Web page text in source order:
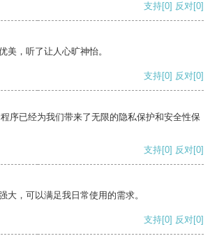
支持[0] 反对[0]
美，听了让人心旷神怡。
支持[0] 反对[0]
序已经为我们带来了无限的隐私保护和安全性保
支持[0] 反对[0]
大，可以满足我日常使用的需求。
支持[0] 反对[0]